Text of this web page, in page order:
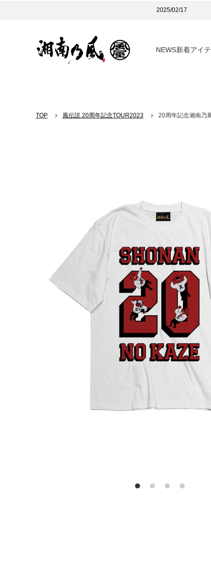
2025/02/17
NEWS新着アイ
TOP 風伝説 20周年記念TOUR2023 20周年記念湘南乃
Previous